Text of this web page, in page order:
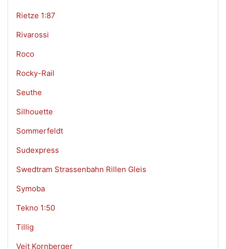
Rietze 1:87
Rivarossi
Roco
Rocky-Rail
Seuthe
Silhouette
Sommerfeldt
Sudexpress
Swedtram Strassenbahn Rillen Gleis
Symoba
Tekno 1:50
Tillig
Veit Kornberger